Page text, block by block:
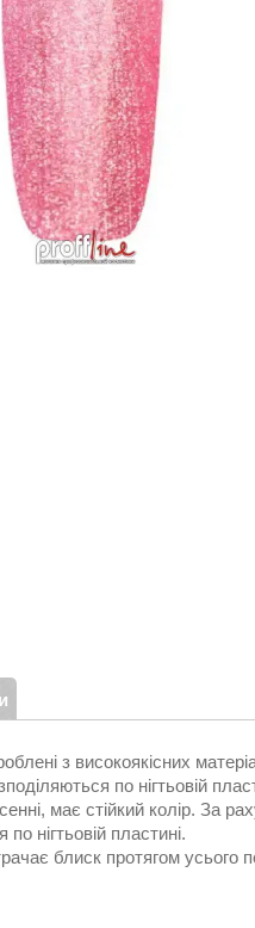
з високоякісних
по нігтьовій
має стійкий колір. За
нігтьовій пластині.
блиск протягом усього